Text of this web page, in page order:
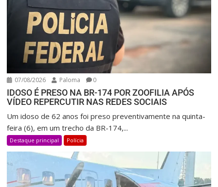
07/08/2026 Paloma 0
IDOSO É PRESO NA BR-174 POR ZOOFILIA APÓS
VÍDEO REPERCUTIR NAS REDES SOCIAIS
Um idoso de 62 anos foi preso preventivamente na quinta-
feira (6), em um trecho da BR-174,...
Destaque principal Polícia